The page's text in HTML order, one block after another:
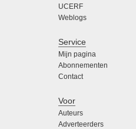
UCERF
Weblogs
Service
Mijn pagina
Abonnementen
Contact
Voor
Auteurs
Adverteerders